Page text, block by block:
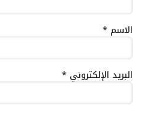
الاسم *
البريد الإلكتروني *